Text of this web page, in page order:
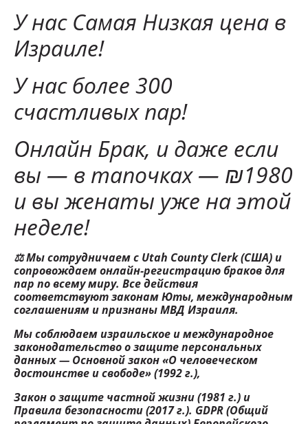
У нас Самая Низкая цена в
Израиле!
У нас более 300
счастливых пар!
Онлайн Брак, и даже если
вы — в тапочках — ₪1980
и вы женаты уже на этой
неделе!
⚖ Мы сотрудничаем с Utah County Clerk (США) и
сопровождаем онлайн-регистрацию браков для
пар по всему миру. Все действия
соответствуют законам Юты, международным
соглашениям и признаны МВД Израиля.
Мы соблюдаем израильское и международное
законодательство о защите персональных
данных — Основной закон «О человеческом
достоинстве и свободе» (1992 г.),
Закон о защите частной жизни (1981 г.) и
Правила безопасности (2017 г.). GDPR (Общий